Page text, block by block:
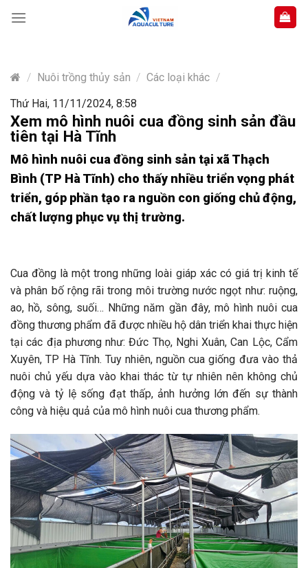
content
/ Nuôi trồng thủy sản / Các loại khác /
Thứ Hai, 11/11/2024, 8:58
Xem mô hình nuôi cua đồng sinh sản đầu
tiên tại Hà Tĩnh
Mô hình nuôi cua đồng sinh sản tại xã Thạch
Bình (TP Hà Tĩnh) cho thấy nhiều triển vọng phát
triển, góp phần tạo ra nguồn con giống chủ động,
chất lượng phục vụ thị trường.
Cua đồng là một trong những loài giáp xác có giá trị kinh tế
và phân bố rộng rãi trong môi trường nước ngọt như: ruộng,
ao, hồ, sông, suối… Những năm gần đây, mô hình nuôi cua
đồng thương phẩm đã được nhiều hộ dân triển khai thực hiện
tại các địa phương như: Đức Thọ, Nghi Xuân, Can Lộc, Cẩm
Xuyên, TP Hà Tĩnh. Tuy nhiên, nguồn cua giống đưa vào thả
nuôi chủ yếu dựa vào khai thác từ tự nhiên nên không chủ
động và tỷ lệ sống đạt thấp, ảnh hưởng lớn đến sự thành
công và hiệu quả của mô hình nuôi cua thương phẩm.